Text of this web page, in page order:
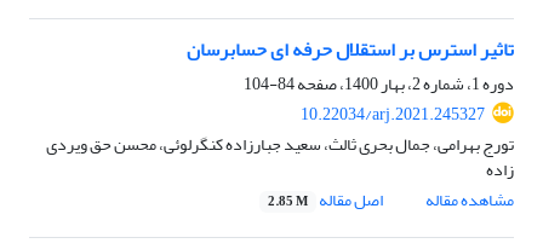
تاثیر استرس بر استقلال حرفه ای حسابرسان
دوره 1، شماره 2، بهار 1400، صفحه
84-104
10.22034/arj.2021.245327
تورج بهرامی، جمال بحری ثالث، سعید جبارزاده کنگرلوئی، محسن حق ویردی
زاده
مشاهده مقاله
اصل مقاله 2.85 M